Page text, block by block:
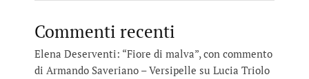
Commenti recenti
Elena Deserventi: “Fiore di malva”, con commento
di Armando Saveriano – Versipelle su Lucia Triolo